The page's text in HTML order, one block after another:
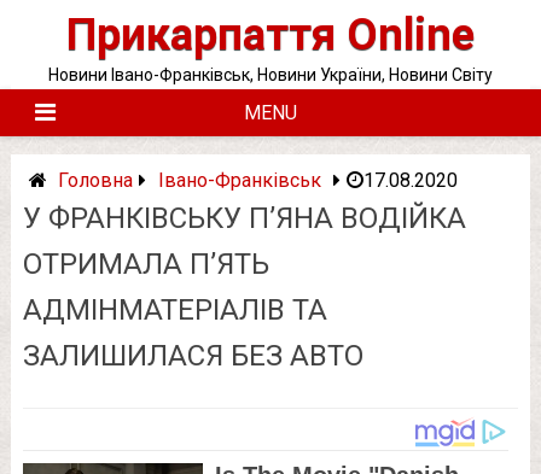
Прикарпаття Online
Новини Івано-Франківськ, Новини України, Новини Світу
MENU
Головна Івано-Франківськ 17.08.2020
У ФРАНКІВСЬКУ П’ЯНА ВОДІЙКА
ОТРИМАЛА П’ЯТЬ
АДМІНМАТЕРІАЛІВ ТА
ЗАЛИШИЛАСЯ БЕЗ АВТО